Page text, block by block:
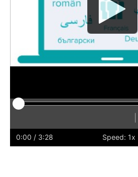
Hide
0:00 / 3:28 Speed: 1x